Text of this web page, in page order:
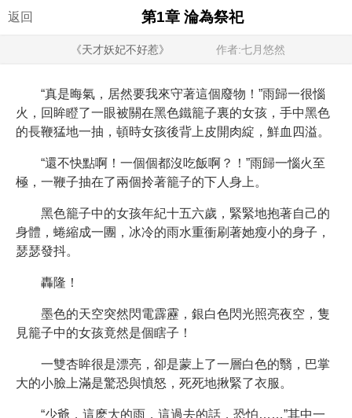
返回 第1章 淪為祭祀
《天才妖妃不好惹》 作者:七月悠然
“真是晦氣，居然要我來守著這個廢物！”雨歸一很惱
火，回眸瞪了一眼被關在黑色鐵籠子裏的女孩，手中黑色
的長鞭猛地一抽，頓時女孩後背上皮開肉綻，鮮血四溢。
“還不快點啊！一個個都沒吃飯啊？！”雨歸一惱火至
極，一鞭子抽在了兩個拎著籠子的下人身上。
黑色籠子中的女孩年紀十五六歲，緊緊地抱著自己的
身體，蜷縮成一團，冰冷的雨水重衝刷著她瘦小的身子，
瑟瑟發抖。
轟隆！
墨色的天空突然閃電霹靂，銀白色閃光照亮夜空，隻
見籠子中的女孩竟然是個瞎子！
一雙杏眸很是漂亮，卻是蒙上了一層白色的翳，巴掌
大的小臉上滿是驚恐與憤怒，死死地揪緊了衣服。
“少爺，這麽大的雨，這過去的話，恐怕……”其中一